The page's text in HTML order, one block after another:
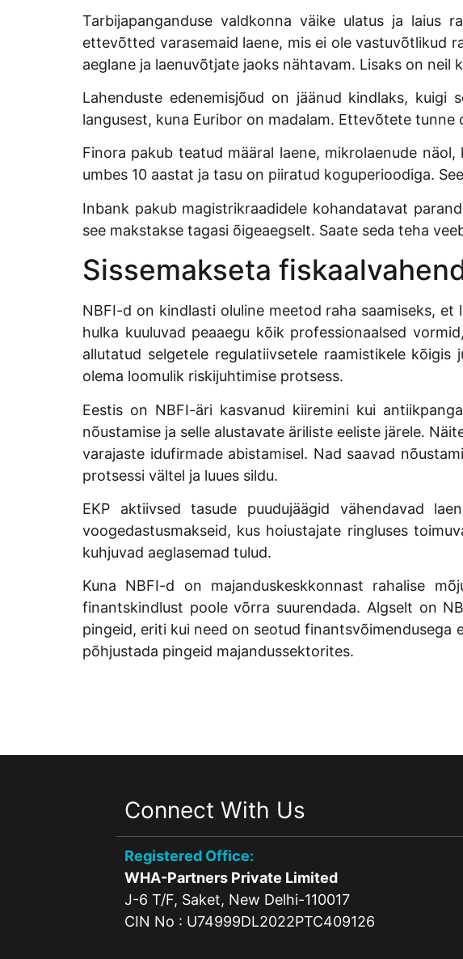
Tarbijapanganduse valdkonna väike ulatus ja laius
ettevõtted varasemaid laene, mis ei ole vastuvõtlikud
aeglane ja laenuvõtjate jaoks nähtavam. Lisaks on neil
Lahenduste edenemisjõud on jäänud kindlaks,
langusest, kuna Euribor on madalam. Ettevõtete
Finora pakub teatud määral laene, mikrolaenude
umbes 10 aastat ja tasu on piiratud koguperioodiga.
Inbank pakub magistrikraadidele kohandatavat
see makstakse tagasi õigeaegselt. Saate seda teha
Sissemakseta
NBFI-d on kindlasti oluline meetod raha saamiseks,
hulka kuuluvad peaaegu kõik professionaalsed
allutatud selgetele regulatiivsetele raamistikele
olema loomulik riskijuhtimise protsess.
Eestis on NBFI-äri kasvanud kiiremini kui
nõustamise ja selle alustavate äriliste eeliste järele.
varajaste idufirmade abistamisel. Nad saavad
protsessi vältel ja luues sildu.
EKP aktiivsed tasude puudujäägid vähendavad
voogedastusmakseid, kus hoiustajate ringluses
kuhjuvad aeglasemad tulud.
Kuna NBFI-d on majanduskeskkonnast rahalise
finantskindlust poole võrra suurendada. Algselt on
pingeid, eriti kui need on seotud
põhjustada pingeid majandussektorites.
Connect With Us
Registered Office:
WHA-Partners Private Limited
J-6 T/F, Saket, New Delhi-110017
CIN No : U74999DL2022PTC409126